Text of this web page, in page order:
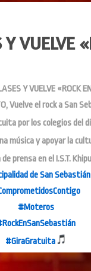
VUELVE
Y VUELVE «ROCK
Vuelve el rock a San
por los colegios del
música y apoyar la
prensa en el I.S.T.
de San Sebastián
#Moteros
#GiraGratuita